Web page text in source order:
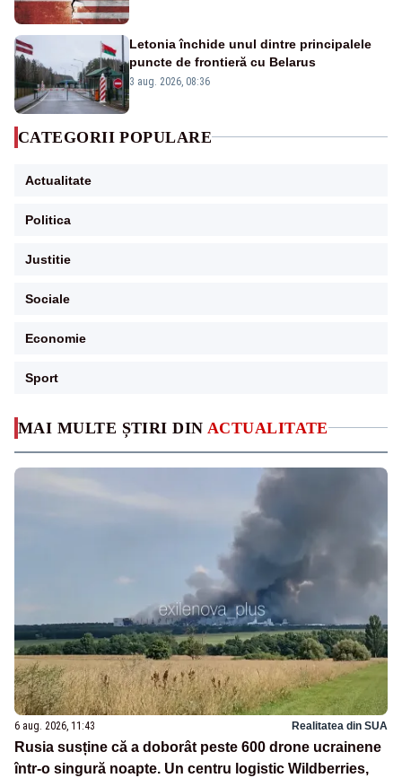
MAI MULTE ȘTIRI DIN ACTUALITATE
6 aug. 2026, 11:43 Realitatea din SUA
Rusia susține că a doborât peste 600 drone ucrainene
într-o singură noapte. Un centru logistic Wildberries,
Letonia închide unul dintre principalele
puncte de frontieră cu Belarus
3 aug. 2026, 08:36
CATEGORII POPULARE
Actualitate
Politica
Justitie
Sociale
Economie
Sport